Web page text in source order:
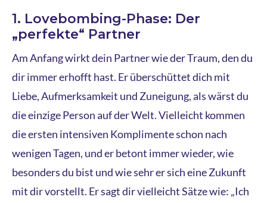
1. Lovebombing-Phase: Der
„perfekte“ Partner
Am Anfang wirkt dein Partner wie der Traum, den du
dir immer erhofft hast. Er überschüttet dich mit
Liebe, Aufmerksamkeit und Zuneigung, als wärst du
die einzige Person auf der Welt. Vielleicht kommen
die ersten intensiven Komplimente schon nach
wenigen Tagen, und er betont immer wieder, wie
besonders du bist und wie sehr er sich eine Zukunft
mit dir vorstellt. Er sagt dir vielleicht Sätze wie: „Ich